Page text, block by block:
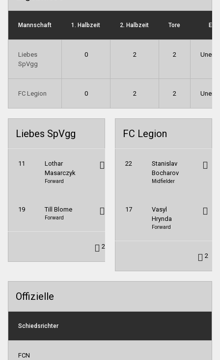
Mannschaft 1. Halbzeit 2. Halbzeit Tore
Liebes
SpVgg
0 2 2
FC Legion 0 2 2
Liebes SpVgg
11
Lothar
Masarczyk
Forward
19 Till Blome
Forward
2
FC Legion
22
Stanislav
Bocharov
Midfielder
17
Vasyl
Hrynda
Forward
2
Offizielle
Schiedsrichter
FCN